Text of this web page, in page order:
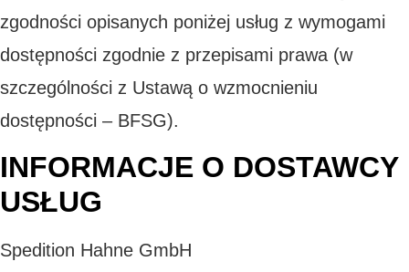
zgodności opisanych poniżej usług z wymogami
dostępności zgodnie z przepisami prawa (w
szczególności z Ustawą o wzmocnieniu
dostępności – BFSG).
INFORMACJE O DOSTAWCY
USŁUG
Spedition Hahne GmbH